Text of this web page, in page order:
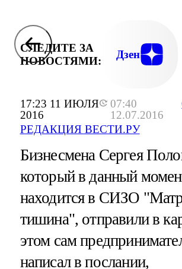
17:23 11 ИЮЛЯ
2016
07:40
12.07.2016
РЕДАКЦИЯ ВЕСТИ.РУ
СЛЕДИТЕ ЗА
НОВОСТЯМИ:
Дзен
Бизнесмена Сергея
который в данный
находится в СИЗО
тишина", отправили в
этом сам
написал в послании,